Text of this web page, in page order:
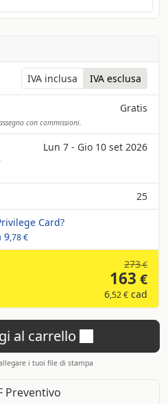
IVA inclusa IVA esclusa
Gratis
con commissioni.
Lun 7 - Gio 10 set 2026
25
Card?
9,78 €
273€
163 €
6,52 € cad
al carrello
i tuoi file di stampa
Preventivo